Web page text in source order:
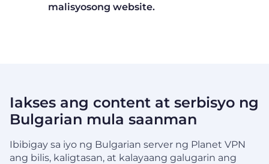
malisyosong website.
Iakses ang content at serbisyo ng
Bulgarian mula saanman
Ibibigay sa iyo ng Bulgarian server ng Planet VPN
ang bilis, kaligtasan, at kalayaang galugarin ang